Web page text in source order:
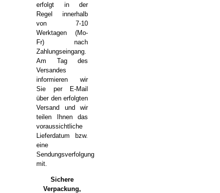
erfolgt in der
Regel innerhalb
von 7-10
Werktagen (Mo-
Fr) nach
Zahlungseingang.
Am Tag des
Versandes
informieren wir
Sie per E-Mail
über den erfolgten
Versand und wir
teilen Ihnen das
voraussichtliche
Lieferdatum bzw.
eine
Sendungsverfolgung
mit.
Sichere
Verpackung,